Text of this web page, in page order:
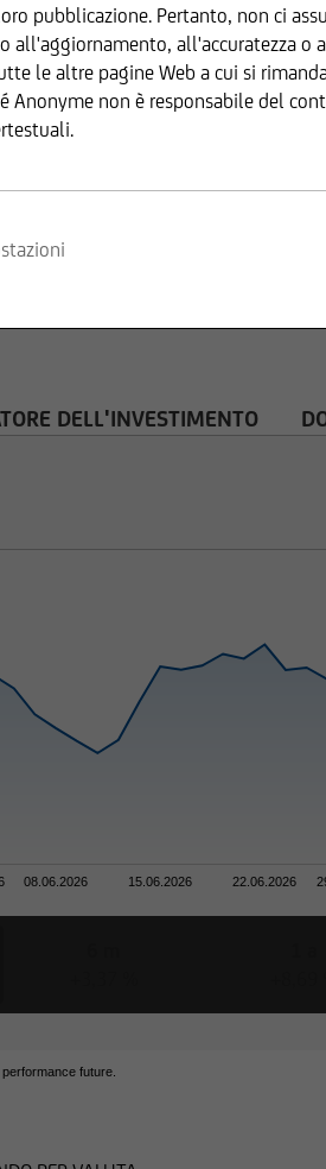
DELL'INVESTIMENTO
08.06.2026 15.06.2026 22.06.2026
future.
pubblicazione. Pertanto, non ci
all'aggiornamento, all'accuratezza o
le altre pagine Web a cui si
Anonyme non è responsabile del
Lux Société Anonyme si
di informazioni o dati, in
necessita la preventiva
sito Web è fornito a scopo
di assumere qualsiasi decisione
seguenti informazioni non sono